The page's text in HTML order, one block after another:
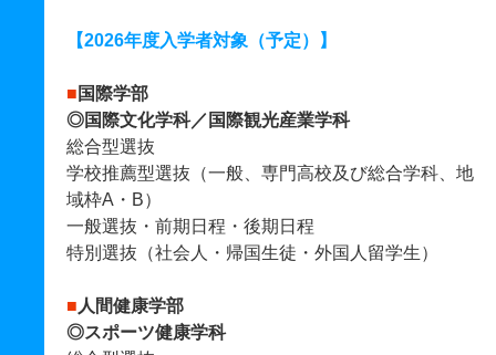
【2026年度入学者対象（予定）】
■ 国際学部
◎国際文化学科／国際観光産業学科
総合型選抜
学校推薦型選抜（一般、専門高校及び総合学科、地
域枠A・B）
一般選抜・前期日程・後期日程
特別選抜（社会人・帰国生徒・外国人留学生）
■ 人間健康学部
◎スポーツ健康学科